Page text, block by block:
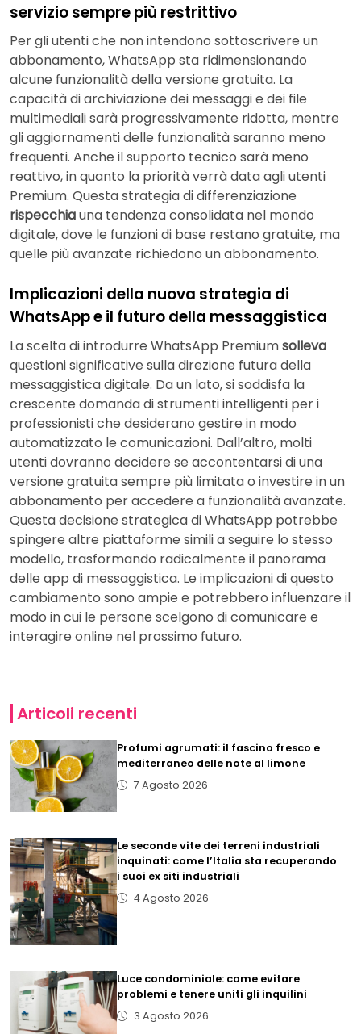
servizio sempre più restrittivo
Per gli utenti che non intendono sottoscrivere un
abbonamento, WhatsApp sta ridimensionando
alcune funzionalità della versione gratuita. La
capacità di archiviazione dei messaggi e dei file
multimediali sarà progressivamente ridotta, mentre
gli aggiornamenti delle funzionalità saranno meno
frequenti. Anche il supporto tecnico sarà meno
reattivo, in quanto la priorità verrà data agli utenti
Premium. Questa strategia di differenziazione
rispecchiauna tendenza consolidata nel mondo
digitale, dove le funzioni di base restano gratuite, ma
quelle più avanzate richiedono un abbonamento.
Implicazioni della nuova strategia di
WhatsApp e il futuro della messaggistica
La scelta di introdurre WhatsApp Premiumsolleva
questioni significative sulla direzione futura della
messaggistica digitale. Da un lato, si soddisfa la
crescente domanda di strumenti intelligenti per i
professionisti che desiderano gestire in modo
automatizzato le comunicazioni. Dall’altro, molti
utenti dovranno decidere se accontentarsi di una
versione gratuita sempre più limitata o investire in un
abbonamento per accedere a funzionalità avanzate.
Questa decisione strategica di WhatsApp potrebbe
spingere altre piattaforme simili a seguire lo stesso
modello, trasformando radicalmente il panorama
delle app di messaggistica. Le implicazioni di questo
cambiamento sono ampie e potrebbero influenzare il
modo in cui le persone scelgono di comunicare e
interagire online nel prossimo futuro.
Articoli recenti
Profumi agrumati: il fascino fresco e
mediterraneo delle note al limone
7 Agosto 2026
Le seconde vite dei terreni industriali
inquinati: come l’Italia sta recuperando
i suoi ex siti industriali
4 Agosto 2026
Luce condominiale: come evitare
problemi e tenere uniti gli inquilini
3 Agosto 2026